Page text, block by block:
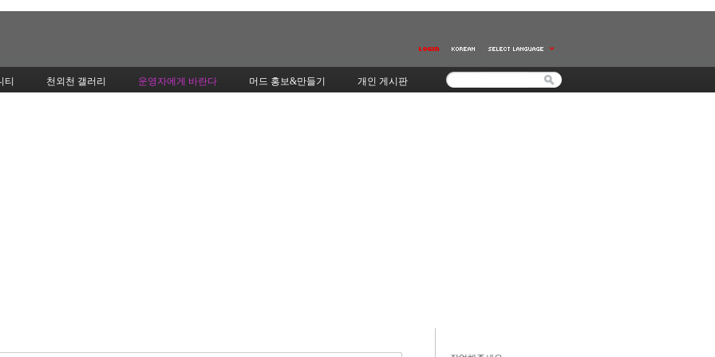
티 천외천 갤러리 운영자에게 바란다 머드 홍보&만들기 개인 게시판